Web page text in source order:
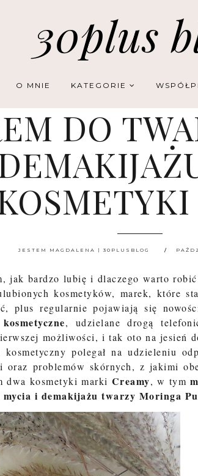
30plus
O MNIE KATEGORIE
DO
JESTEM MAGDALENA | 30PLUSBLOG
jak bardzo lubię i dlaczego warto
kosmetyków, marek, które
plus regularnie pojawiają się
, udzielane drogą
możliwości, i tak oto na jesień
polegał na udzieleniu
problemów skórnych, z jakimi
dwa kosmetyki marki Creamy, w tym
mycia i demakijażu twarzy Moringa